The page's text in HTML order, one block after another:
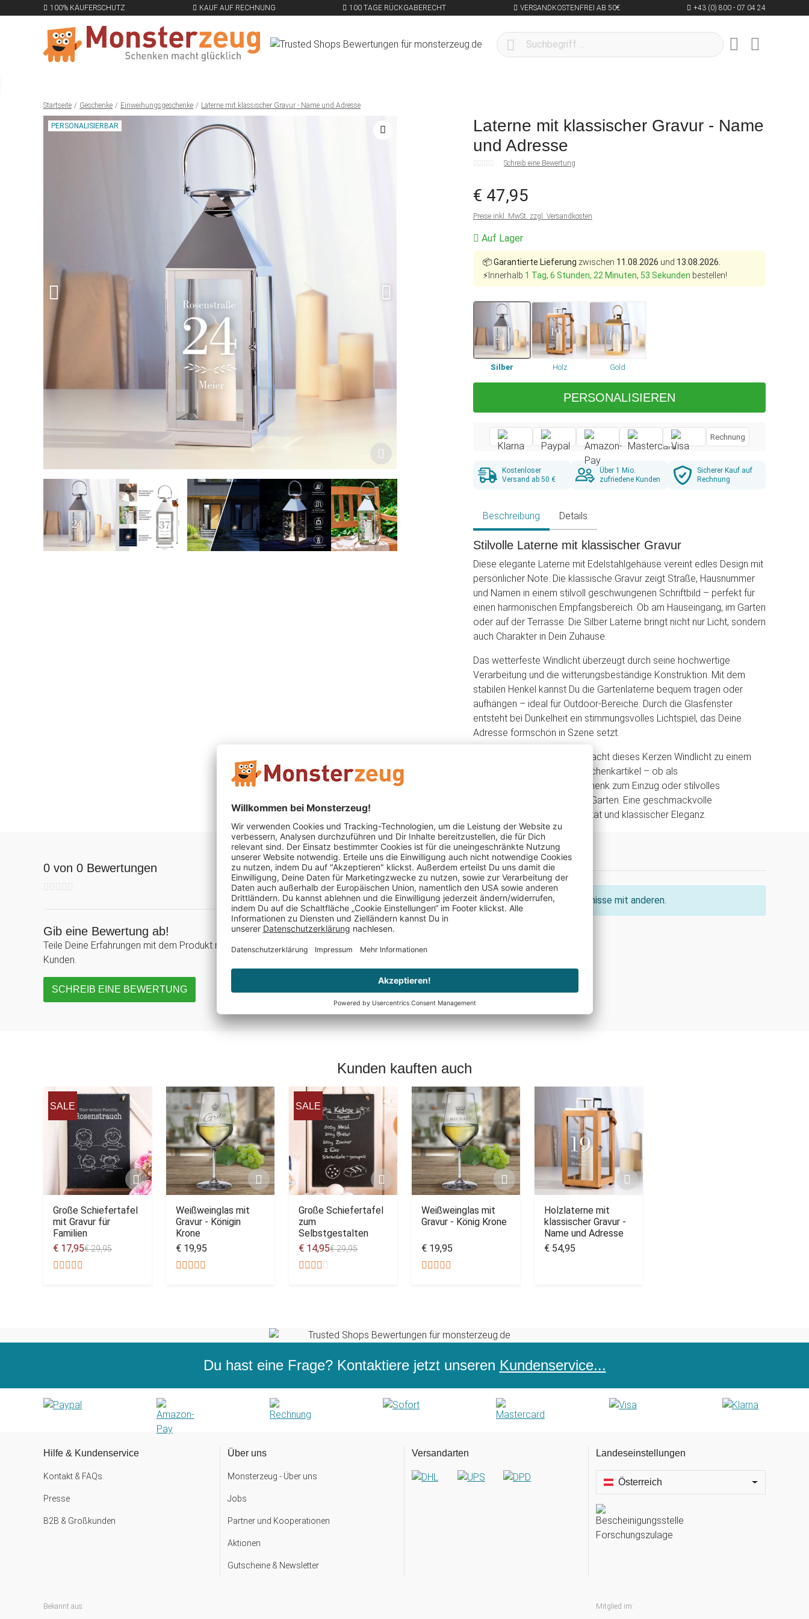
100% KÄUFERSCHUTZ KAUF AUF RECHNUNG 100 TAGE RÜCKGABERECHT VERSANDKOSTENFREI AB 50€ +43 (0) 800 - 07 04 24
Startseite Geschenke Einweihungsgeschenke Laterne mit klassischer Gravur - Name und Adresse
PERSONALISIERBAR
Laterne mit klassischer Gravur - Name
und Adresse
Schreib eine Bewertung
€ 47,95
Preise inkl. MwSt. zzgl. Versandkosten
Auf Lager
📦Garantierte Lieferung zwischen 11.08.2026 und 13.08.2026.
⚡Innerhalb 1 Tag, 6 Stunden, 22 Minuten, 52 Sekunden bestellen!
Silber Holz Gold
PERSONALISIEREN
Rechnung
Kostenloser
Versand ab 50 €
Über 1 Mio.
zufriedene Kunden
Sicherer Kauf auf
Rechnung
Beschreibung Details
Stilvolle Laterne mit klassischer Gravur
Diese elegante Laterne mit Edelstahlgehäuse vereint edles Design mit
persönlicher Note. Die klassische Gravur zeigt Straße, Hausnummer
und Namen in einem stilvoll geschwungenen Schriftbild – perfekt für
einen harmonischen Empfangsbereich. Ob am Hauseingang, im Garten
oder auf der Terrasse: Die Silber Laterne bringt nicht nur Licht, sondern
auch Charakter in Dein Zuhause.
Das wetterfeste Windlicht überzeugt durch seine hochwertige
Verarbeitung und die witterungsbeständige Konstruktion. Mit dem
stabilen Henkel kannst Du die Gartenlaterne bequem tragen oder
aufhängen – ideal für Outdoor-Bereiche. Durch die Glasfenster
entsteht bei Dunkelheit ein stimmungsvolles Lichtspiel, das Deine
Adresse formschön in Szene setzt.
Die personalisierte Gravur macht dieses Kerzen Windlicht zu einem
einzigartigen Deko- und Geschenkartikel – ob als
Hausnummernleuchte, Geschenk zum Einzug oder stilvolles
Accessoire für den eigenen Garten. Eine geschmackvolle
Kombination aus Funktionalität und klassischer Eleganz.
0 von 0 Bewertungen
Gib eine Bewertung ab!
Teile Deine Erfahrungen mit dem Produkt mit anderen
Kunden.
SCHREIB EINE BEWERTUNG
Keine Bewertungen gefunden. Geh voran und teil Deine Erkenntnisse mit anderen.
Kunden kauften auch
SALE
Große Schiefertafel
mit Gravur für
Familien
€ 17,95€ 29,95
Weißweinglas mit
Gravur - Königin
Krone
€ 19,95
SALE
Große Schiefertafel
zum
Selbstgestalten
€ 14,95€ 29,95
Weißweinglas mit
Gravur - König Krone
€ 19,95
Holzlaterne mit
klassischer Gravur -
Name und Adresse
€ 54,95
Du hast eine Frage? Kontaktiere jetzt unseren Kundenservice...
Hilfe & Kundenservice
Kontakt & FAQs
Presse
B2B & Großkunden
Über uns
Monsterzeug - Über uns
Jobs
Partner und Kooperationen
Aktionen
Gutscheine & Newsletter
Versandarten Landeseinstellungen
Österreich
Bekannt aus: Mitglied im: